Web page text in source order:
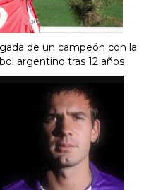
de un campeón con la
argentino tras 12 años